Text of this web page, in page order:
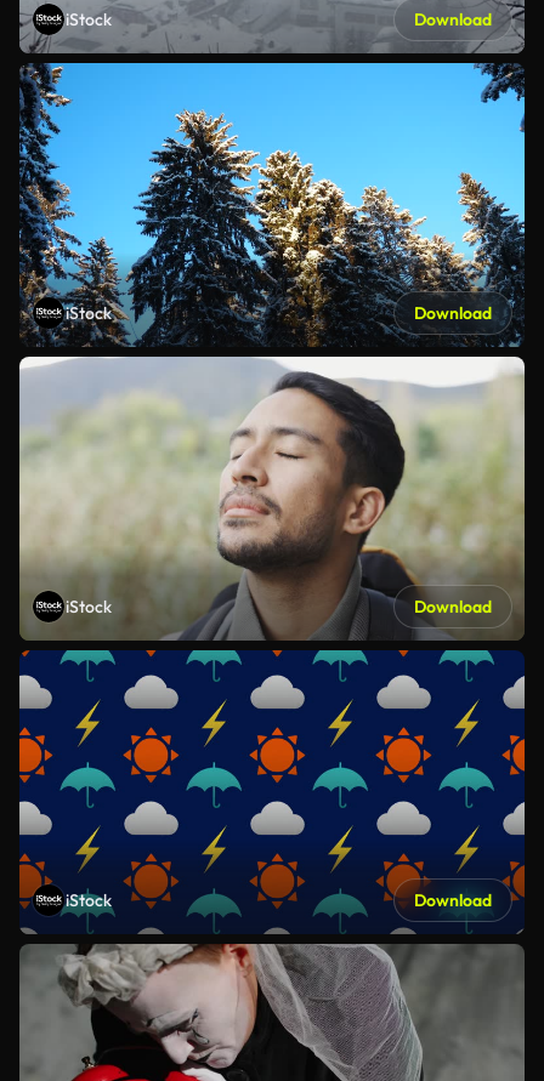
iStock Download
iStock Download
iStock Download
iStock Download